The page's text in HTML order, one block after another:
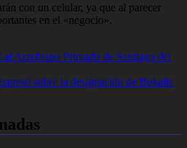
con un celular, ya que al parecer
en el «negocio».
Arzobispo Primado de Santiago del
sobre la designación de Bokalic